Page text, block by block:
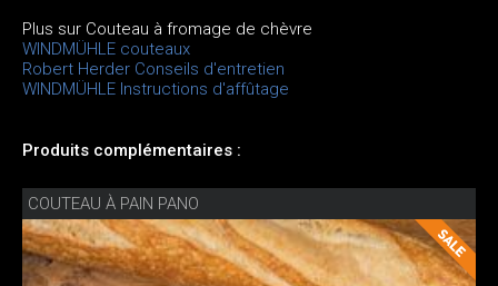
Plus sur Couteau à fromage de chèvre
WINDMÜHLE couteaux
Robert Herder Conseils d'entretien
WINDMÜHLE Instructions d'affûtage
Produits complémentaires :
COUTEAU À PAIN PANO